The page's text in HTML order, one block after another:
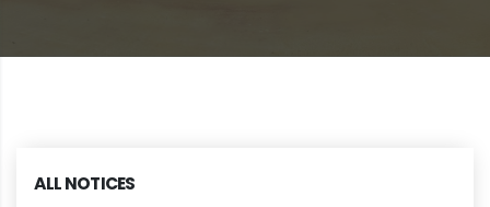
ALL NOTICES